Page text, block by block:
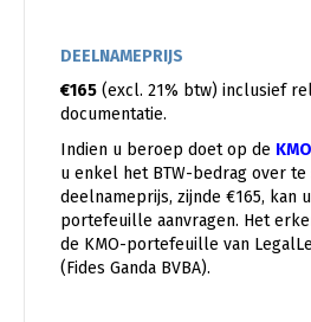
DEELNAMEPRIJS
€165 (excl. 21% btw) inclusief
documentatie.
Indien u beroep doet op de
u enkel het BTW-bedrag over te
deelnameprijs, zijnde €165, kan
portefeuille aanvragen. Het
de KMO-portefeuille van
(Fides Ganda BVBA).